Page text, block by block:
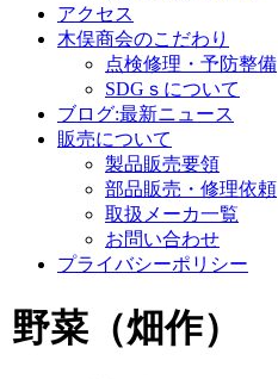
アクセス
木俣商会のこだわり
点検修理・予防整備
SDGｓについて
ブログ:最新ニュース
販売について
製品販売要領
部品販売・修理依頼
取扱メーカ一覧
お問い合わせ
プライバシーポリシー
野菜（畑作）